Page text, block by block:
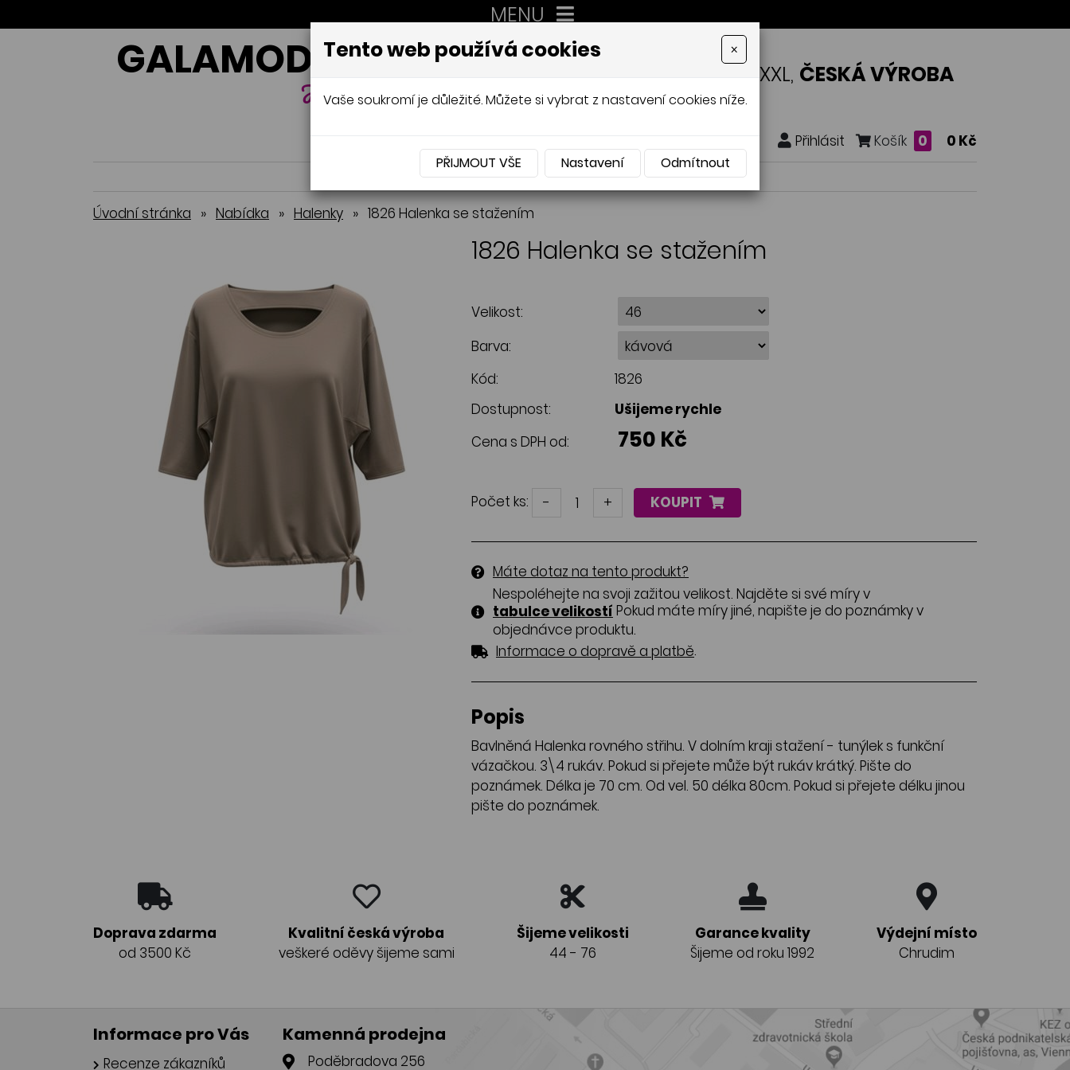
MENU
GALAMODA-XXL
Jana Mládková
AUTORSKÉ ŠITÍ, DÁMSKÉ VELIKOSTI XXL, ČESKÁ VÝROBA
Přihlásit Košík 0 0 Kč
NABÍDKA
Úvodní stránka » Nabídka » Halenky » 1826 Halenka se stažením
1826 Halenka se stažením
Velikost:
Barva:
Kód:
1826
Dostupnost:
Ušijeme rychle
Cena s DPH od:
750 Kč
Počet ks: - + KOUPIT
Máte dotaz na tento produkt?
Nespoléhejte na svoji zažitou velikost. Najděte si své míry v
tabulce velikostí Pokud máte míry jiné, napište je do poznámky v
objednávce produktu.
Informace o dopravě a platbě.
Popis
Bavlněná Halenka rovného střihu. V dolním kraji stažení - tunýlek s funkční
vázačkou. 3\4 rukáv. Pokud si přejete může být rukáv krátký. Pište do
poznámek. Délka je 70 cm. Od vel. 50 délka 80cm. Pokud si přejete délku jinou
pište do poznámek.
Doprava zdarma
od 3500 Kč
Kvalitní česká výroba
veškeré oděvy šijeme sami
Šijeme velikosti
44 - 76
Garance kvality
Šijeme od roku 1992
Výdejní místo
Chrudim
Informace pro Vás
Recenze zákazníků
Kamenná prodejna
Poděbradova 256
Tento web používá cookies ×
Vaše soukromí je důležité. Můžete si vybrat z nastavení cookies níže.
PŘIJMOUT VŠE Nastavení Odmítnout